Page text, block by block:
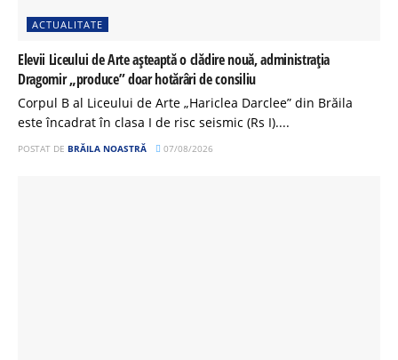
ACTUALITATE
Elevii Liceului de Arte așteaptă o clădire nouă, administrația
Dragomir „produce” doar hotărâri de consiliu
Corpul B al Liceului de Arte „Hariclea Darclee” din Brăila
este încadrat în clasa I de risc seismic (Rs I)....
POSTAT DE BRĂILA NOASTRĂ 07/08/2026